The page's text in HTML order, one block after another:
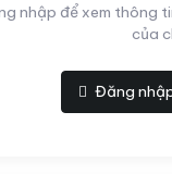
nhập để xem thông
của
Đăng